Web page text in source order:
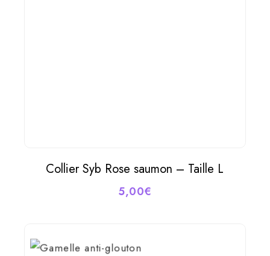
AJOUTER AU PANIER
Collier Syb Rose saumon – Taille L
5,00€